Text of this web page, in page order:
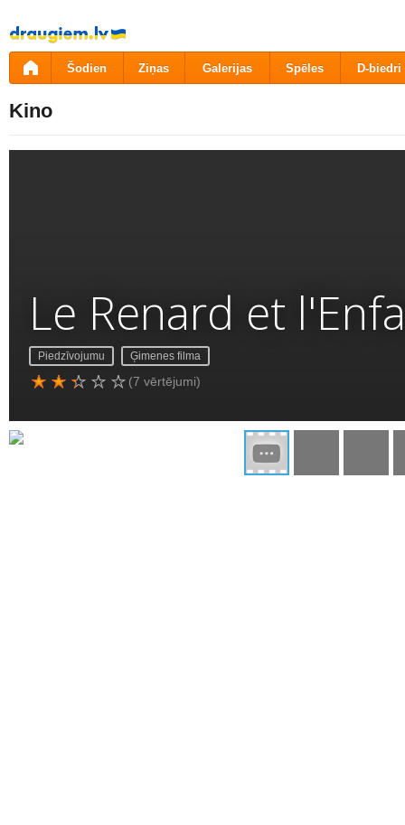
Pāriet
uz
saturu
Šodien Ziņas Galerijas Spēles D-biedri
Kino
Le Renard et
Piedzīvojumu Ģimenes filma
(7 vērtējumi)